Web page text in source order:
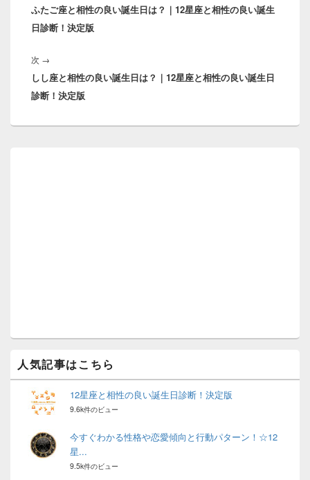
ナ
ビ
ゲ
シ
ョ
ン
の
投
ふたご座と相性の良い誕生日は？｜12星座と相性の良い誕生
日診断！決定版
次 →
の
投
しし座と相性の良い誕生日は？｜12星座と相性の良い誕生日
診断！決定版
リ
人気記事はこちら
12星座と相性の良い誕生日診断！決定版
9.6k件のビュー
今すぐわかる性格や恋愛傾向と行動パターン！☆12
星...
9.5k件のビュー